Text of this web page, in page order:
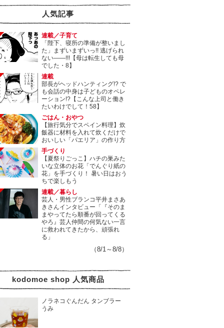
人気記事
連載／子育て
「陛下、寝所の準備が整いまし
た」まずいまずいっ!! 逃げられ
ない――!!!【母は転生しても母
でした・8】
連載
部長がヘッドハンティング!? で
も会話の中身は子どものオペレ
ーション!?【こんな上司と働き
たいわけでして！58】
ごはん・おやつ
【旅行気分でスペイン料理】炊
飯器に材料を入れて炊くだけで
おいしい「パエリア」の作り方
手づくり
【夏祭りごっこ】ハチの巣みた
いな立体のお花「でんぐり紙の
花」を手づくり！ 暑い日はおう
ちで楽しもう
連載／暮らし
芸人・男性ブランコ平井まさあ
きさんインタビュー「『そのま
まやってたら順番が回ってくる
やろ』芸人仲間の何気ない一言
に救われてきたから、頑張れ
る」
（8/1～8/8）
kodomoe shop 人気商品
ノラネコぐんだん タンブラー
うみ